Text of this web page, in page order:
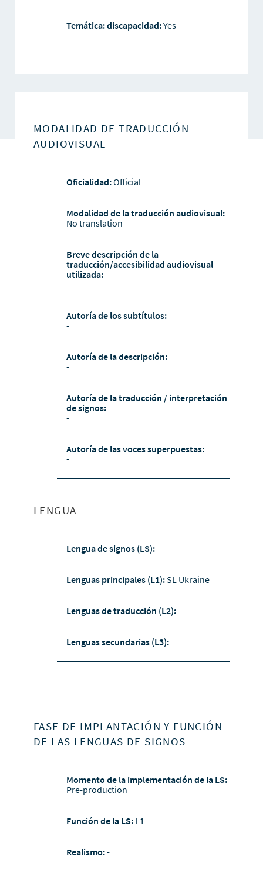
Temática: discapacidad:Yes
MODALIDAD DE TRADUCCIÓN
AUDIOVISUAL
Oficialidad:Official
Modalidad de la traducción audiovisual:
No translation
Breve descripción de la
traducción/accesibilidad audiovisual
utilizada:
-
Autoría de los subtítulos:
-
Autoría de la descripción:
-
Autoría de la traducción / interpretación
de signos:
-
Autoría de las voces superpuestas:
-
LENGUA
Lengua de signos (LS):
Lenguas principales (L1):SL Ukraine
Lenguas de traducción (L2):
Lenguas secundarias (L3):
FASE DE IMPLANTACIÓN Y FUNCIÓN
DE LAS LENGUAS DE SIGNOS
Momento de la implementación de la LS:
Pre-production
Función de la LS: L1
Realismo:-